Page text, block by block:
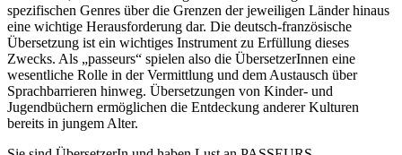
spezifischen Genres über die Grenzen der jeweiligen Länder hinaus
eine wichtige Herausforderung dar. Die deutsch-französische
Übersetzung ist ein wichtiges Instrument zu Erfüllung dieses
Zwecks. Als „passeurs“ spielen also die ÜbersetzerInnen eine
wesentliche Rolle in der Vermittlung und dem Austausch über
Sprachbarrieren hinweg. Übersetzungen von Kinder- und
Jugendbüchern ermöglichen die Entdeckung anderer Kulturen
bereits in jungem Alter.